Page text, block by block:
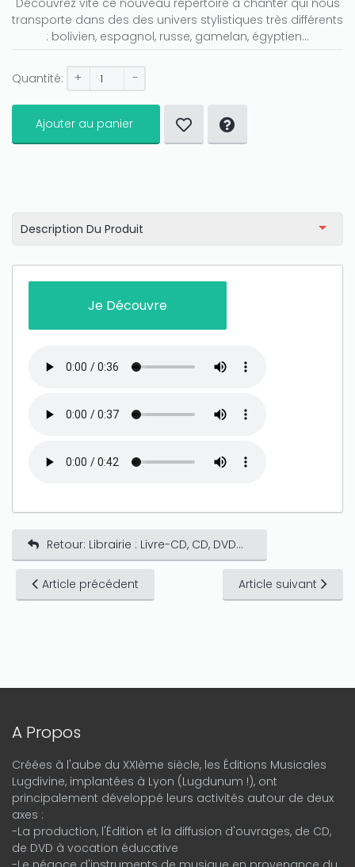
Découvrez vite ce nouveau répertoire à chanter qui nous
transporte dans des des univers stylistiques très différents
: bolivien, espagnol, russe, gamelan, égyptien...
Quantité: + -
Ajouter au panier
Description Du Produit
Je Découvre
Retour: Librairie : Livre-CD, CD, DVD...
Article précédent Article suivant
A Propos
Créées à l'aube du XXIème siècle, les Éditions Musicales
Lugdivine, implantées à Lyon (Lugdunum !), ont
principalement développé leurs activités autour de deux
axes :
-La production, l'Édition et la diffusion d'ouvrages, de CD,
de DVD à vocation éducative